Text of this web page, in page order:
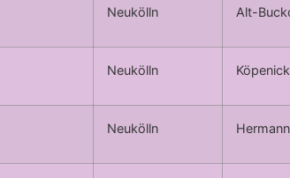
Neukölln Alt-
Neukölln
Neukölln